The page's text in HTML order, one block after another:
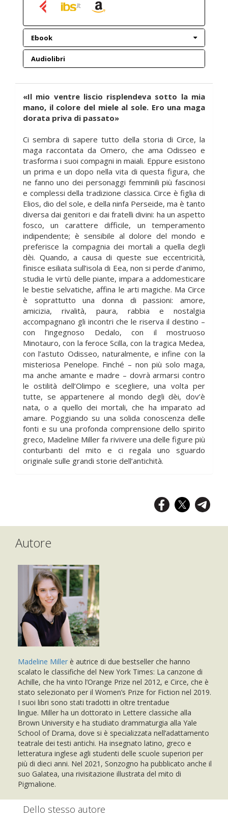
Ebook
Audiolibri
«Il mio ventre liscio risplendeva sotto la mia
mano, il colore del miele al sole. Ero una maga
dorata priva di passato»
Ci sembra di sapere tutto della storia di Circe, la
maga raccontata da Omero, che ama Odisseo e
trasforma i suoi compagni in maiali. Eppure esistono
un prima e un dopo nella vita di questa figura, che
ne fanno uno dei personaggi femminili più fascinosi
e complessi della tradizione classica. Circe è figlia di
Elios, dio del sole, e della ninfa Perseide, ma è tanto
diversa dai genitori e dai fratelli divini: ha un aspetto
fosco, un carattere difficile, un temperamento
indipendente; è sensibile al dolore del mondo e
preferisce la compagnia dei mortali a quella degli
dèi. Quando, a causa di queste sue eccentricità,
finisce esiliata sull’isola di Eea, non si perde d’animo,
studia le virtù delle piante, impara a addomesticare
le bestie selvatiche, affina le arti magiche. Ma Circe
è soprattutto una donna di passioni: amore,
amicizia, rivalità, paura, rabbia e nostalgia
accompagnano gli incontri che le riserva il destino –
con l’ingegnoso Dedalo, con il mostruoso
Minotauro, con la feroce Scilla, con la tragica Medea,
con l’astuto Odisseo, naturalmente, e infine con la
misteriosa Penelope. Finché – non più solo maga,
ma anche amante e madre – dovrà armarsi contro
le ostilità dell’Olimpo e scegliere, una volta per
tutte, se appartenere al mondo degli dèi, dov’è
nata, o a quello dei mortali, che ha imparato ad
amare. Poggiando su una solida conoscenza delle
fonti e su una profonda comprensione dello spirito
greco, Madeline Miller fa rivivere una delle figure più
conturbanti del mito e ci regala uno sguardo
originale sulle grandi storie dell’antichità.
Autore
Madeline Miller è autrice di due bestseller che hanno
scalato le classifiche del New York Times: La canzone di
Achille, che ha vinto l’Orange Prize nel 2012, e Circe, che è
stato selezionato per il Women’s Prize for Fiction nel 2019.
I suoi libri sono stati tradotti in oltre trentadue
lingue. Miller ha un dottorato in Lettere classiche alla
Brown University e ha studiato drammaturgia alla Yale
School of Drama, dove si è specializzata nell’adattamento
teatrale dei testi antichi. Ha insegnato latino, greco e
letteratura inglese agli studenti delle scuole superiori per
più di dieci anni. Nel 2021, Sonzogno ha pubblicato anche il
suo Galatea, una rivisitazione illustrata del mito di
Pigmalione.
Dello stesso autore